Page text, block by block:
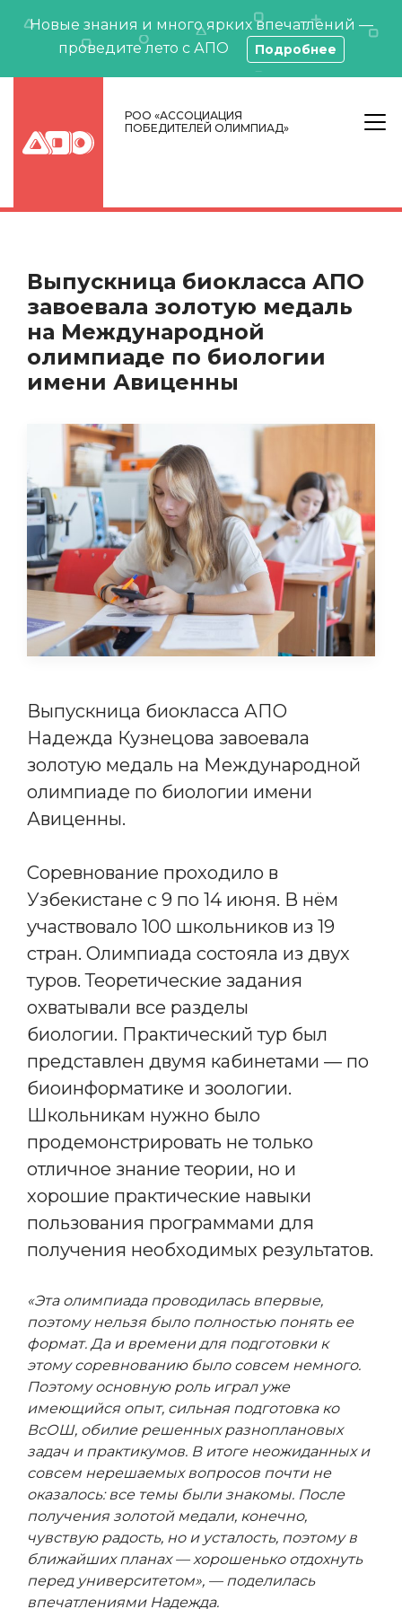
Новые знания и много ярких впечатлений —
проведите лето с АПО
Подробнее
РОО «АССОЦИАЦИЯ
ПОБЕДИТЕЛЕЙ ОЛИМПИАД»
Выпускница биокласса АПО
завоевала золотую медаль
на Международной
олимпиаде по биологии
имени Авиценны
Выпускница биокласса АПО
Надежда Кузнецова завоевала
золотую медаль на Международной
олимпиаде по биологии имени
Авиценны.
Соревнование проходило в
Узбекистане с 9 по 14 июня. В нём
участвовало 100 школьников из 19
стран. Олимпиада состояла из двух
туров. Теоретические задания
охватывали все разделы
биологии. Практический тур был
представлен двумя кабинетами — по
биоинформатике и зоологии.
Школьникам нужно было
продемонстрировать не только
отличное знание теории, но и
хорошие практические навыки
пользования программами для
получения необходимых результатов.
«Эта олимпиада проводилась впервые,
поэтому нельзя было полностью понять ее
формат. Да и времени для подготовки к
этому соревнованию было совсем немного.
Поэтому основную роль играл уже
имеющийся опыт, сильная подготовка ко
ВсОШ, обилие решенных разноплановых
задач и практикумов. В итоге неожиданных и
совсем нерешаемых вопросов почти не
оказалось: все темы были знакомы. После
получения золотой медали, конечно,
чувствую радость, но и усталость, поэтому в
ближайших планах — хорошенько отдохнуть
перед университетом», — поделилась
впечатлениями Надежда.